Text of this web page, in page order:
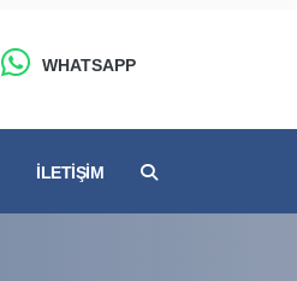
WHATSAPP
İLETIŞIM